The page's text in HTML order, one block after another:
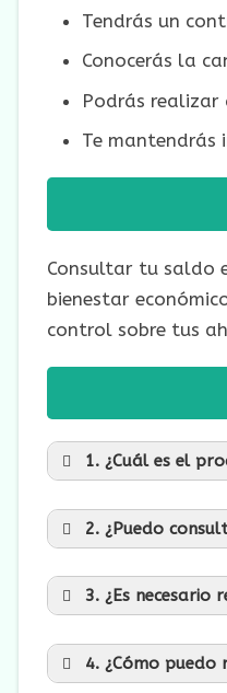
Tendrás un
Conocerás la
Podrás
Te mantendrás
Consultar tu saldo
bienestar
control sobre tus
1. ¿Cuál es el
2. ¿Puedo
3. ¿Es necesario
4. ¿Cómo puedo